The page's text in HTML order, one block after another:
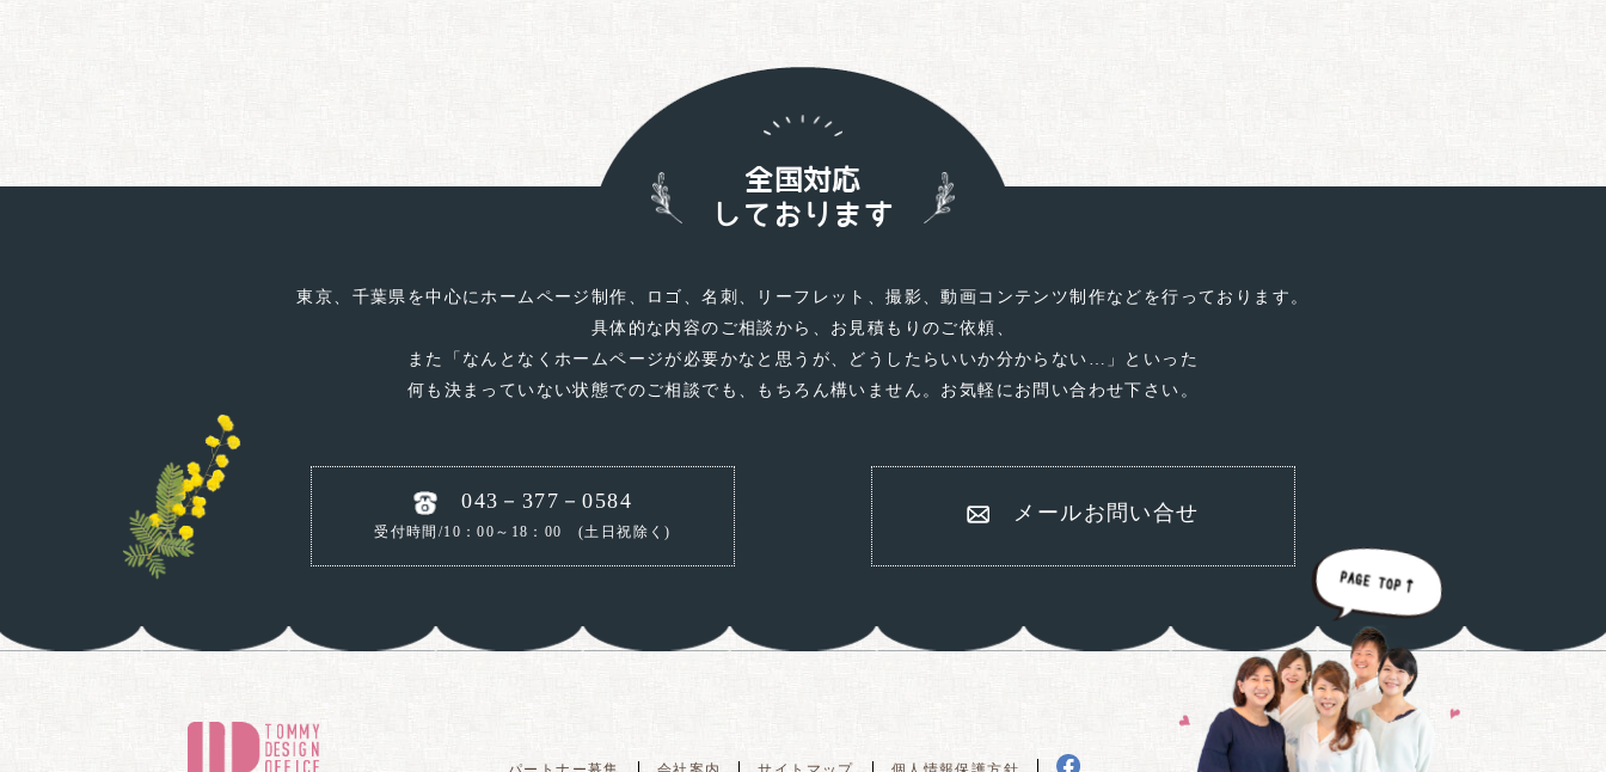
全国対応
しております
東京、千葉県を中心にホームページ制作、ロゴ、名刺、リーフレット、撮影、動画コンテンツ制作などを行っております。
具体的な内容のご相談から、お見積もりのご依頼、
また「なんとなくホームページが必要かなと思うが、どうしたらいいか分からない…」といった
何も決まっていない状態でのご相談でも、もちろん構いません。お気軽にお問い合わせ下さい。
043－377－0584
受付時間/10：00～18：00 (土日祝除く)
メールお問い合せ